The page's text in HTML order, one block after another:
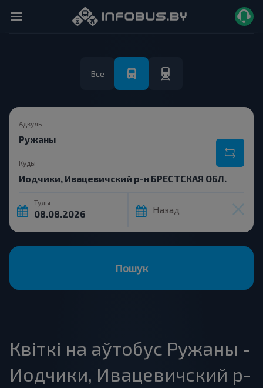
Все
Адкуль
Куды
Туды
Назад
Пошук
Квіткі на аўтобус Ружаны -
Иодчики, Ивацевичский р-